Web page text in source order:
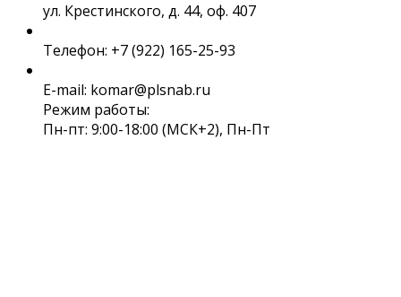
ул. Крестинского, д. 44, оф. 407
Телефон: +7 (922) 165-25-93
E-mail: komar@plsnab.ru
Режим работы:
Пн-пт: 9:00-18:00 (МСК+2), Пн-Пт